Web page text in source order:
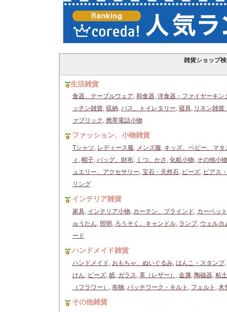
雑貨ショップ
生活雑貨
食器、テーブルウェア, 和食器, 洋食器・ファイヤーキン
ッチン雑貨, 収納, バス、トイレタリー, 寝具, リネン雑貨
ァブリック , 携帯電話小物
ファッション、小物雑貨
Tシャツ, レディース服, メンズ服, キッズ、ベビー、マタ
ィ , 帽子, バッグ、財布, くつ、かさ , 化粧小物, その他小物
ュエリー、アクセサリー, 宝石・天然石, ビーズ, ピアス
リング
インテリア雑貨
家具, インテリア小物, カーテン、ブラインド, カーペッ
ゅうたん, 照明 , ろうそく、キャンドル, ランプ, ウェルカ
ード
ハンドメイド雑貨
ハンドメイド, おもちゃ、ぬいぐるみ, はんこ・スタンプ,
けん, ビーズ, 紙, ガラス, 革（レザー） , 金属, 陶磁器, 粘土
（フラワー） , 布物, パッチワーク・キルト , フェルト , 木
その他雑貨